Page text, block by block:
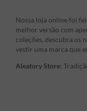
Nossa loja online foi
melhor versão com
coleções, descubra os
vestir uma marca que
Aleatory Store: